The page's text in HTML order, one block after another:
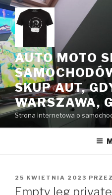
Przeskocz
do
treści
AUTO MOTO
SKUP AUT,
WARSZAWA,
Strona internetowa o
OPUBLIKOWANE
W
25 KWIETNIA 2023 PRZEZ
Empty leg